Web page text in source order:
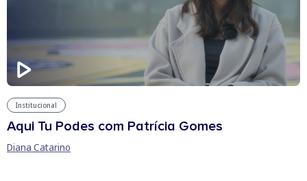
Institucional
Aqui Tu Podes com Patrícia Gomes
Diana Catarino